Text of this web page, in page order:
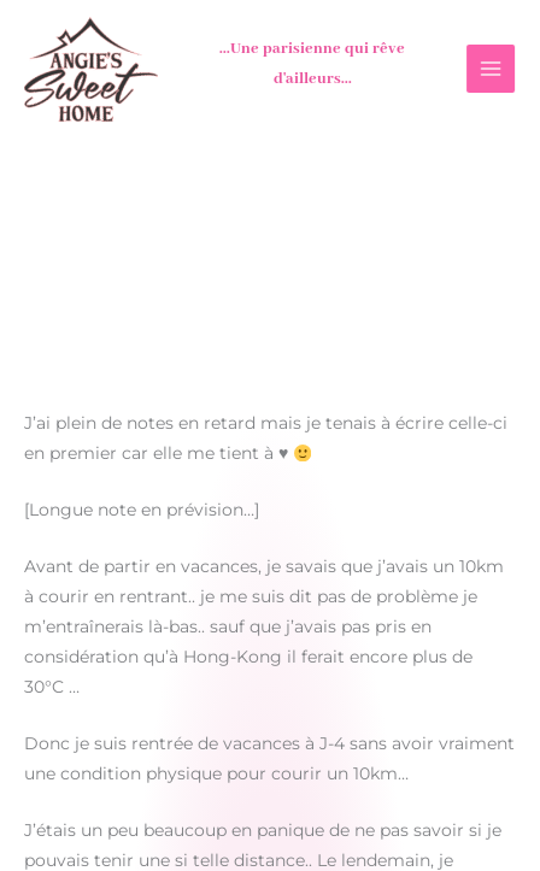
contenu
...Une parisienne qui rêve
d'ailleurs...
J’ai plein de notes en retard mais je tenais à écrire celle-ci
en premier car elle me tient à ♥
[Longue note en prévision…]
Avant de partir en vacances, je savais que j’avais un 10km
à courir en rentrant.. je me suis dit pas de problème je
m’entraînerais là-bas.. sauf que j’avais pas pris en
considération qu’à Hong-Kong il ferait encore plus de
30°C …
Donc je suis rentrée de vacances à J-4 sans avoir vraiment
une condition physique pour courir un 10km…
J’étais un peu beaucoup en panique de ne pas savoir si je
pouvais tenir une si telle distance.. Le lendemain, je